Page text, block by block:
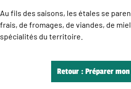
Au fils des saisons, les étales se
frais, de fromages, de viandes, de
spécialités du territoire.
Retour : Préparer mon